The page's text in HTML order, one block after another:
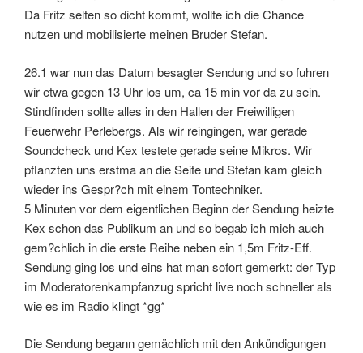
Da Fritz selten so dicht kommt, wollte ich die Chance
nutzen und mobilisierte meinen Bruder Stefan.
26.1 war nun das Datum besagter Sendung und so fuhren
wir etwa gegen 13 Uhr los um, ca 15 min vor da zu sein.
Stindfinden sollte alles in den Hallen der Freiwilligen
Feuerwehr Perlebergs. Als wir reingingen, war gerade
Soundcheck und Kex testete gerade seine Mikros. Wir
pflanzten uns erstma an die Seite und Stefan kam gleich
wieder ins Gespr?ch mit einem Tontechniker.
5 Minuten vor dem eigentlichen Beginn der Sendung heizte
Kex schon das Publikum an und so begab ich mich auch
gem?chlich in die erste Reihe neben ein 1,5m Fritz-Eff.
Sendung ging los und eins hat man sofort gemerkt: der Typ
im Moderatorenkampfanzug spricht live noch schneller als
wie es im Radio klingt *gg*
Die Sendung begann gemächlich mit den Ankündigungen